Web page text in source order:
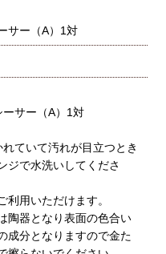
サー（A）1対
サー（A）1対
ていて汚れが目立つとき
ジで水洗いしてくださ
利用いただけます。
陶器となり表面の色合い
成分となりますので金た